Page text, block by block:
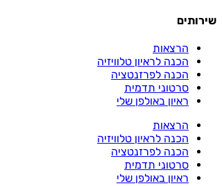
שירותים
הרצאות
הכנה לראיון טלוויזיה
הכנה לפרזנטציה
סרטוני תדמית
ראיון באולפן שלי
הרצאות
הכנה לראיון טלוויזיה
הכנה לפרזנטציה
סרטוני תדמית
ראיון באולפן שלי